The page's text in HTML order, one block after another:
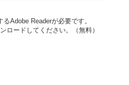
Adobe Readerが必要です。
ロードしてください。（無料）